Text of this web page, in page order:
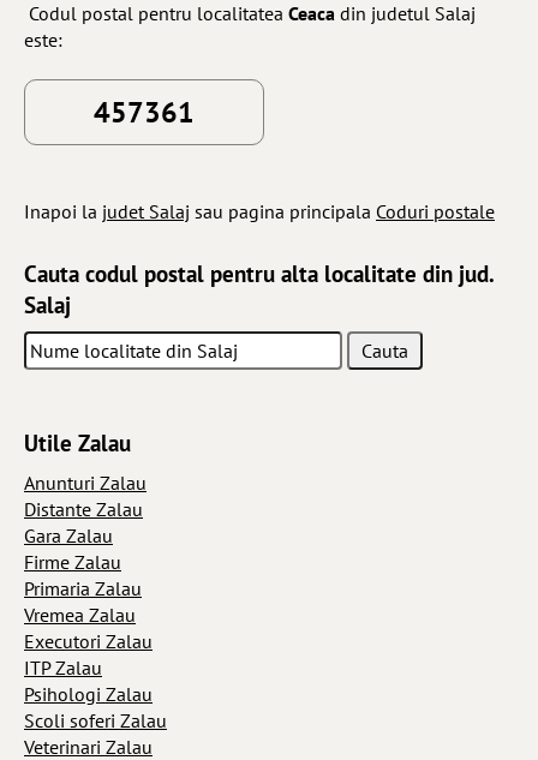
Codul postal pentru localitatea Ceaca din judetul Salaj
este:
457361
Inapoi la judet Salaj sau pagina principala Coduri postale
Cauta codul postal pentru alta localitate din jud.
Salaj
Utile Zalau
Anunturi Zalau
Distante Zalau
Gara Zalau
Firme Zalau
Primaria Zalau
Vremea Zalau
Executori Zalau
ITP Zalau
Psihologi Zalau
Scoli soferi Zalau
Veterinari Zalau